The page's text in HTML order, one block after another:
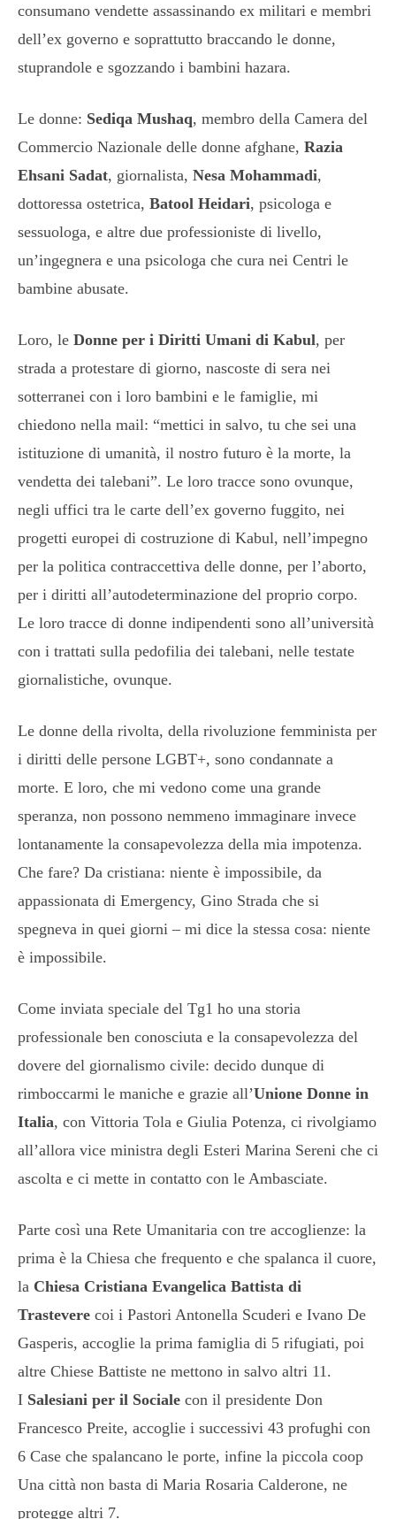
consumano vendette assassinando ex militari e membri
dell’ex governo e soprattutto braccando le donne,
stuprandole e sgozzando i bambini hazara.
Le donne: Sediqa Mushaq, membro della Camera del
Commercio Nazionale delle donne afghane, Razia
Ehsani Sadat, giornalista, Nesa Mohammadi,
dottoressa ostetrica, Batool Heidari, psicologa e
sessuologa, e altre due professioniste di livello,
un’ingegnera e una psicologa che cura nei Centri le
bambine abusate.
Loro, le Donne per i Diritti Umani di Kabul, per
strada a protestare di giorno, nascoste di sera nei
sotterranei con i loro bambini e le famiglie, mi
chiedono nella mail: “mettici in salvo, tu che sei una
istituzione di umanità, il nostro futuro è la morte, la
vendetta dei talebani”. Le loro tracce sono ovunque,
negli uffici tra le carte dell’ex governo fuggito, nei
progetti europei di costruzione di Kabul, nell’impegno
per la politica contraccettiva delle donne, per l’aborto,
per i diritti all’autodeterminazione del proprio corpo.
Le loro tracce di donne indipendenti sono all’università
con i trattati sulla pedofilia dei talebani, nelle testate
giornalistiche, ovunque.
Le donne della rivolta, della rivoluzione femminista per
i diritti delle persone LGBT+, sono condannate a
morte. E loro, che mi vedono come una grande
speranza, non possono nemmeno immaginare invece
lontanamente la consapevolezza della mia impotenza.
Che fare? Da cristiana: niente è impossibile, da
appassionata di Emergency, Gino Strada che si
spegneva in quei giorni – mi dice la stessa cosa: niente
è impossibile.
Come inviata speciale del Tg1 ho una storia
professionale ben conosciuta e la consapevolezza del
dovere del giornalismo civile: decido dunque di
rimboccarmi le maniche e grazie all’Unione Donne in
Italia, con Vittoria Tola e Giulia Potenza, ci rivolgiamo
all’allora vice ministra degli Esteri Marina Sereni che ci
ascolta e ci mette in contatto con le Ambasciate.
Parte così una Rete Umanitaria con tre accoglienze: la
prima è la Chiesa che frequento e che spalanca il cuore,
la Chiesa Cristiana Evangelica Battista di
Trastevere coi i Pastori Antonella Scuderi e Ivano De
Gasperis, accoglie la prima famiglia di 5 rifugiati, poi
altre Chiese Battiste ne mettono in salvo altri 11.
I Salesiani per il Sociale con il presidente Don
Francesco Preite, accoglie i successivi 43 profughi con
6 Case che spalancano le porte, infine la piccola coop
Una città non basta di Maria Rosaria Calderone, ne
protegge altri 7.